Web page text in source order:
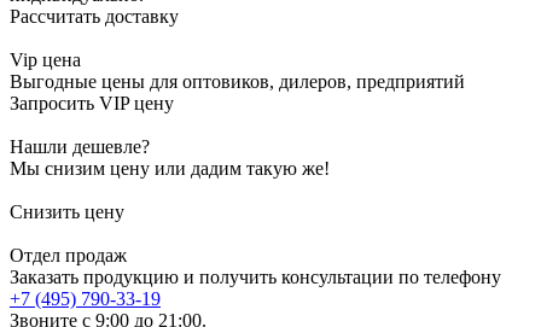
Рассчитать доставку
Vip цена
Выгодные цены для оптовиков, дилеров, предприятий
Запросить VIP цену
Нашли дешевле?
Мы снизим цену или дадим такую же!
Снизить цену
Отдел продаж
Заказать продукцию и получить консультации по телефону
+7 (495) 790-33-19
Звоните с 9:00 до 21:00.